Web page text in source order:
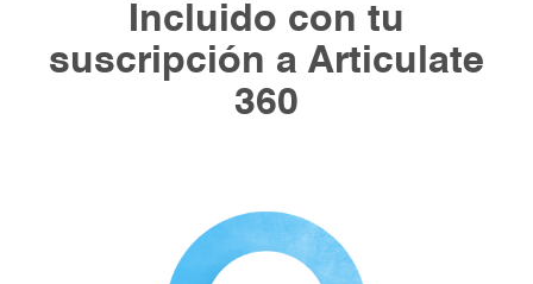
Incluido con tu
suscripción a Articulate
360